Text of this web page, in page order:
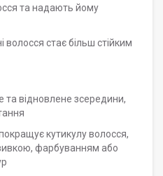
та надають йому
стає більш стійким
та відновлене зсередини,
кутикулу волосся,
фарбуванням або